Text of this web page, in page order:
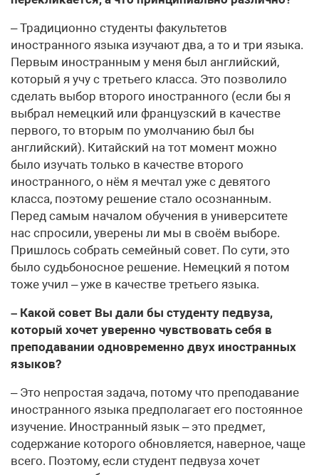
– Традиционно студенты факультетов
иностранного языка изучают два, а то и три языка.
Первым иностранным у меня был английский,
который я учу с третьего класса. Это позволило
сделать выбор второго иностранного (если бы я
выбрал немецкий или французский в качестве
первого, то вторым по умолчанию был бы
английский). Китайский на тот момент можно
было изучать только в качестве второго
иностранного, о нём я мечтал уже с девятого
класса, поэтому решение стало осознанным.
Перед самым началом обучения в университете
нас спросили, уверены ли мы в своём выборе.
Пришлось собрать семейный совет. По сути, это
было судьбоносное решение. Немецкий я потом
тоже учил – уже в качестве третьего языка.
– Какой совет Вы дали бы студенту педвуза,
который хочет уверенно чувствовать себя в
преподавании одновременно двух иностранных
языков?
– Это непростая задача, потому что преподавание
иностранного языка предполагает его постоянное
изучение. Иностранный язык – это предмет,
содержание которого обновляется, наверное, чаще
всего. Поэтому, если студент педвуза хочет